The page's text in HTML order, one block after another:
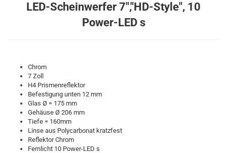
LED-Scheinwerfer 7","HD-Style", 10
Power-LED s
Chrom
7 Zoll
H4 Prismenreflektor
Befestigung unten 12 mm
Glas Ø = 175 mm
Gehäuse Ø 206 mm
Tiefe = 160mm
Linse aus Polycarbonat kratzfest
Reflektor Chrom
Fernlicht 10 Power-LED s